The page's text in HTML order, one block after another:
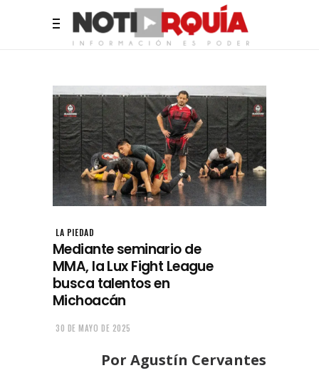
LA PIEDAD
Mediante seminario de
MMA, la Lux Fight League
busca talentos en
Michoacán
30 DE MAYO DE 2025
Por Agustín Cervantes